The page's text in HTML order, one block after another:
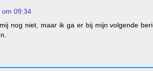
om 09:34
nog niet, maar ik ga er bij mijn volgende